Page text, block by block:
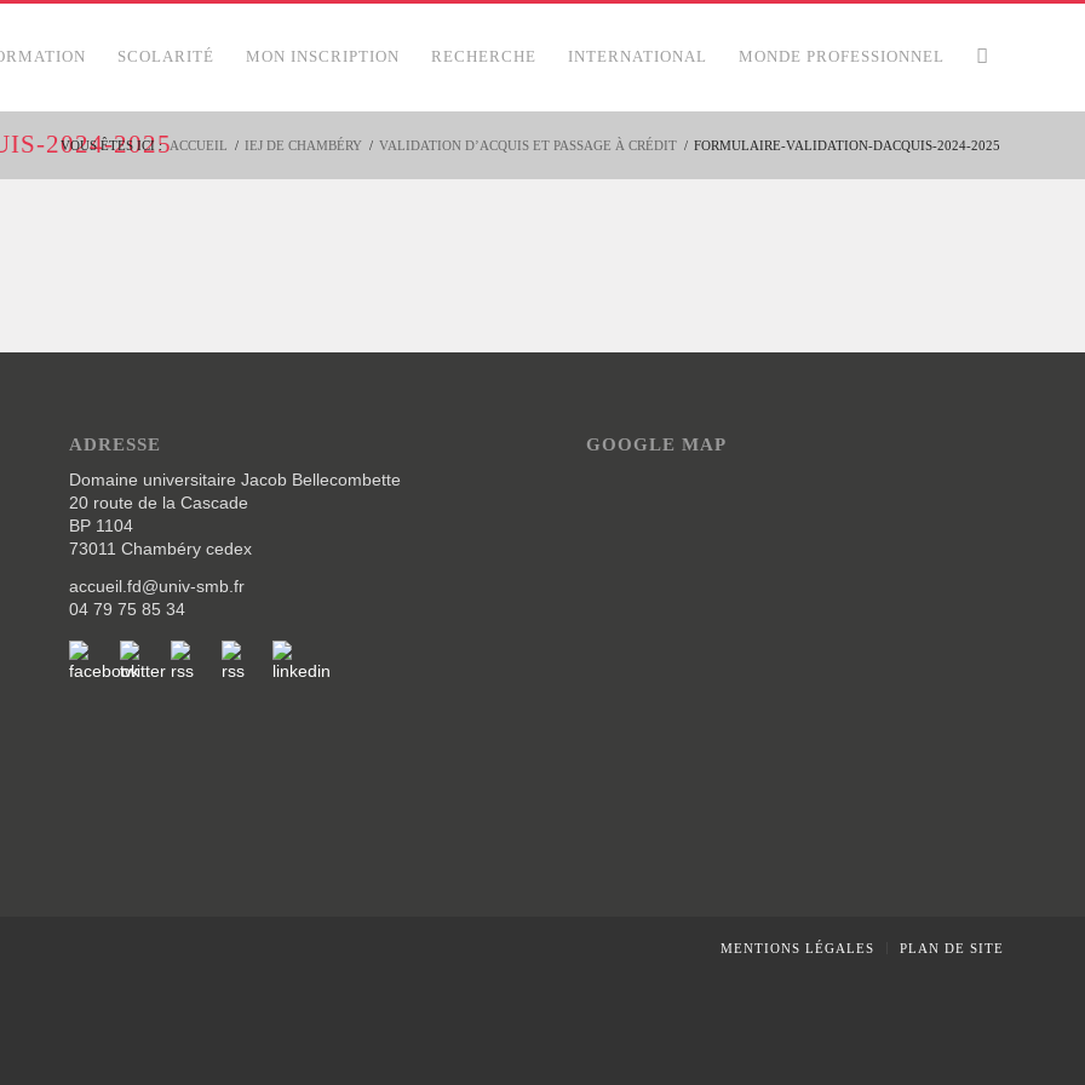
SCOLARITÉ MON INSCRIPTION RECHERCHE INTERNATIONAL MONDE PROFESSIONNEL
2024-2025
VOUS ÊTES ICI : ACCUEIL / IEJ DE CHAMBÉRY / VALIDATION D’ACQUIS ET PASSAGE À CRÉDIT / FORMULAIRE-VALIDATION-DACQUIS-2024-2025
ADRESSE
Domaine universitaire Jacob Bellecombette
20 route de la Cascade
BP 1104
73011 Chambéry cedex
accueil.fd@univ-smb.fr
04 79 75 85 34
GOOGLE MAP
MENTIONS LÉGALES PLAN DE SITE